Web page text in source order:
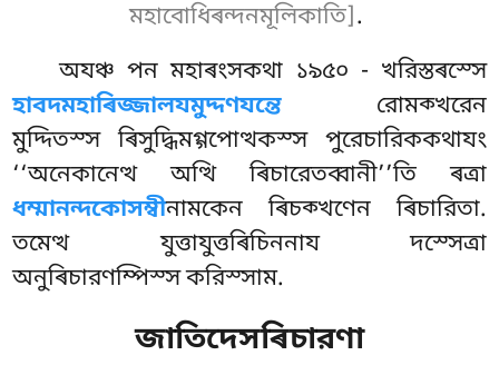
মহাবোধিৰন্দনমূলিকাতি] .
অযঞ্চ পন মহাৰংসকথা ১৯৫০ - খরিস্তৰস্সে
হাবদমহাৰিজ্জালযমুদ্দণযন্তে রোমক্খরেন
মুদ্দিতস্স ৰিসুদ্ধিমগ্গপোত্থকস্স পুরেচারিককথাযং
‘‘অনেকানেত্থ অত্থি ৰিচারেতব্বানী’’তি ৰত্ৰা
ধম্মানন্দকোসম্বীনামকেন ৰিচক্খণেন ৰিচারিতা.
তমেত্থ যুত্তাযুত্তৰিচিননায দস্সেত্ৰা
অনুৰিচারণম্পিস্স করিস্সাম.
জাতিদেসৰিচারণা